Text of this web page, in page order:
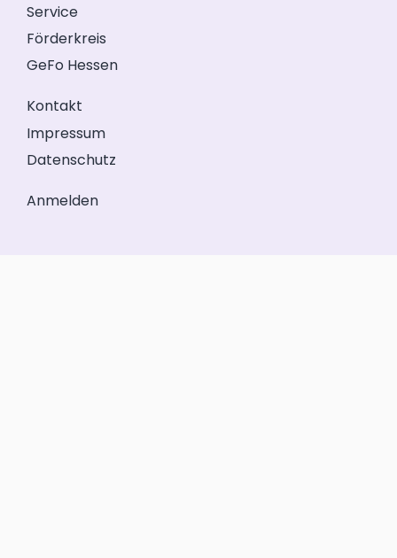
Service
Förderkreis
GeFo Hessen
Kontakt
Impressum
Datenschutz
Anmelden